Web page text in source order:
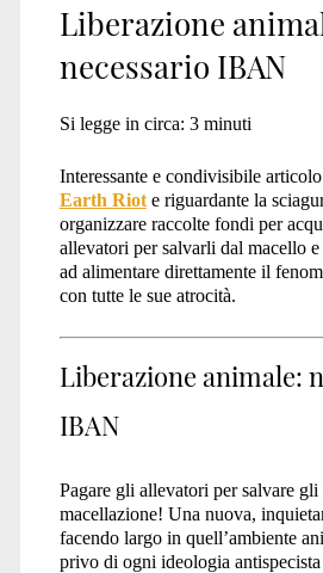
coccole</span>
Liberazione
necessario IBAN
Si legge in circa: 3 minuti
Interessante e condivisibile
Earth Riote riguardante la
organizzare raccolte fondi per
allevatori per salvarli dal macello
ad alimentare direttamente il
con tutte le sue atrocità.
Liberazione animale:
IBAN
Pagare gli allevatori per salvare
macellazione! Una nuova,
facendo largo in quell’ambiente
privo di ogni ideologia